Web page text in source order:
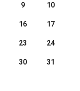
9 10
16 17
23 24
30
31